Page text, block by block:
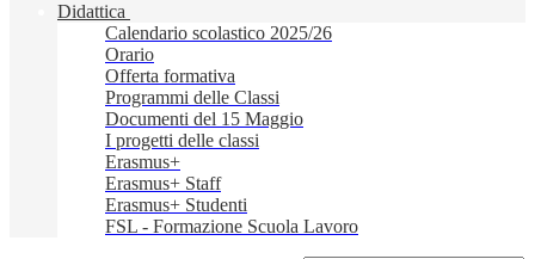
Didattica
Calendario scolastico 2025/26
Orario
Offerta formativa
Programmi delle Classi
Documenti del 15 Maggio
I progetti delle classi
Erasmus+
Erasmus+ Staff
Erasmus+ Studenti
FSL - Formazione Scuola Lavoro